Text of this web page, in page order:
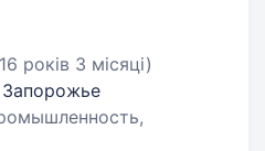
років 3 місяці)